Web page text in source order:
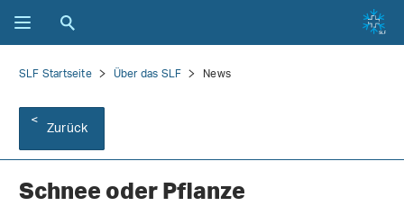
SLF Startseite Über das SLF News
Zurück
Schnee oder Pflanze